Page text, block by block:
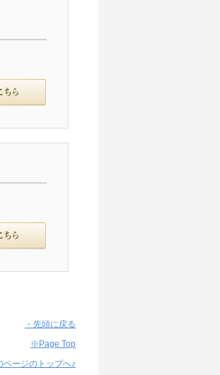
・先頭に戻る
※Page Top
ページのトップへ♪